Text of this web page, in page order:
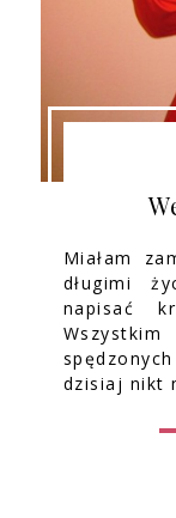
Miałam
długimi
napisać
dzisiaj nikt